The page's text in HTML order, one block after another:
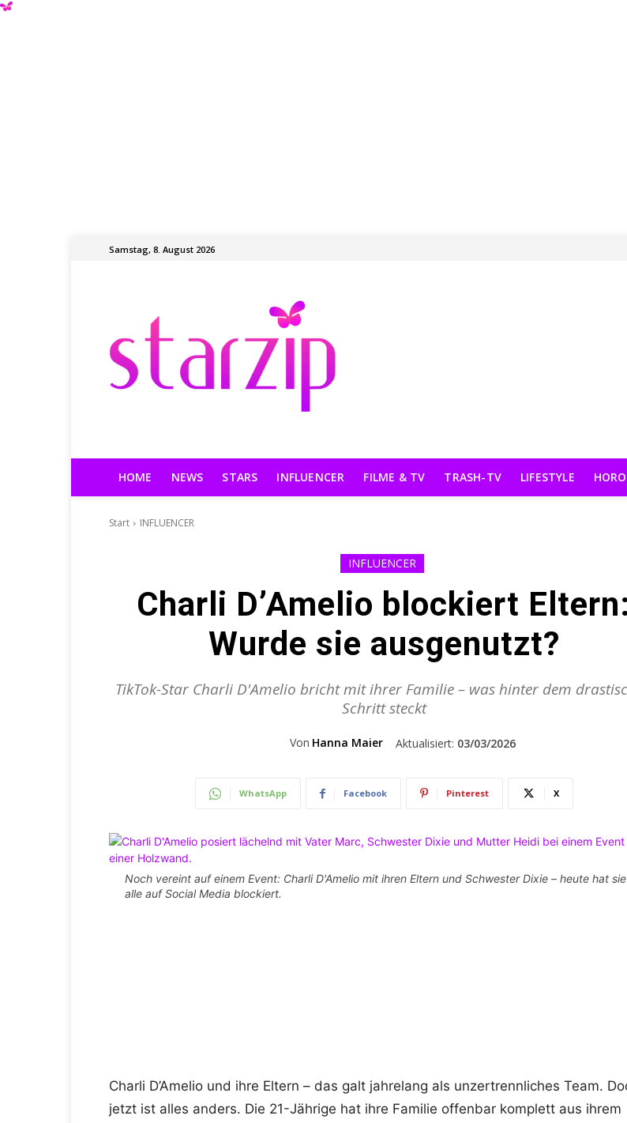
Samstag, 8. August 2026
HOME NEWS STARS INFLUENCER FILME & TV TRASH-TV LIFESTYLE
Start INFLUENCER
INFLUENCER
Charli D’Amelio blockiert Eltern:
Wurde sie ausgenutzt?
TikTok-Star Charli D'Amelio bricht mit ihrer Familie – was hinter dem
Schritt steckt
Von Hanna Maier Aktualisiert: 03/03/2026
WhatsApp Facebook Pinterest X
Noch vereint auf einem Event: Charli D'Amelio mit ihren Eltern und Schwester Dixie – heute hat sie
alle auf Social Media blockiert.
Charli D’Amelio und ihre Eltern – das galt jahrelang als unzertrennliches Team.
jetzt ist alles anders. Die 21-Jährige hat ihre Familie offenbar komplett aus ihrem